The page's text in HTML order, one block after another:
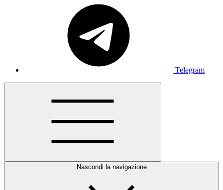
Telegram
Nascondi la navigazione